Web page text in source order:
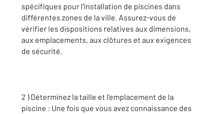
spécifiques pour l'installation de piscines dans
différentes zones de la ville. Assurez-vous de
vérifier les dispositions relatives aux dimensions,
aux emplacements, aux clôtures et aux exigences
de sécurité.
2 ) Déterminez la taille et l'emplacement de la
piscine : Une fois que vous avez connaissance des